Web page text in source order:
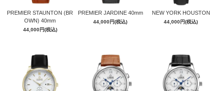
PREMIER STAUNTON (BR
OWN) 40mm
44,000円(税込)
PREMIER JARDINE 40mm
44,000円(税込)
NEW YORK HOUSTON
44,000円(税込)